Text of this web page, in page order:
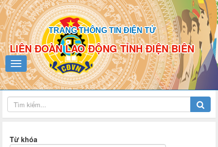
TRANG THÔNG TIN ĐIỆN TỬ
LIÊN ĐOÀN LAO ĐỘNG TỈNH ĐIỆN BIÊN
Từ khóa